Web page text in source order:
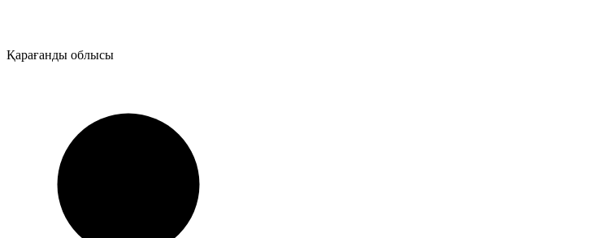
Қарағанды облысы